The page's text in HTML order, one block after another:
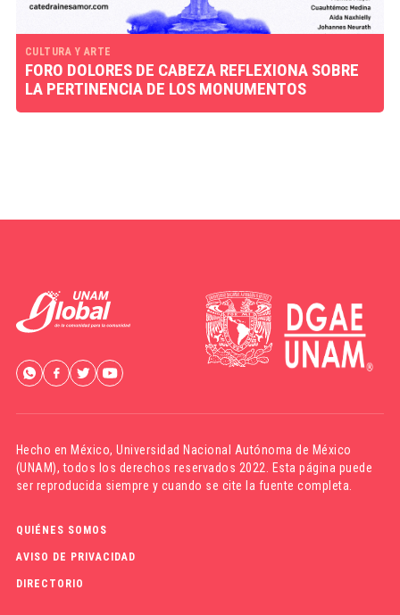
CULTURA Y ARTE
FORO DOLORES DE CABEZA REFLEXIONA SOBRE
LA PERTINENCIA DE LOS MONUMENTOS
Hecho en México,Universidad Nacional Autónoma de México
(UNAM), todos los derechos reservados 2022. Esta página puede
ser reproducida siempre y cuando se cite la fuente completa.
QUIÉNES SOMOS
AVISO DE PRIVACIDAD
DIRECTORIO